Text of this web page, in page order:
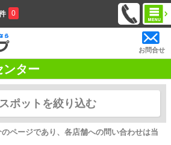
0
お問合せ
ンター
スポットを絞り込む
ページであり、各店舗への問い合わせは当